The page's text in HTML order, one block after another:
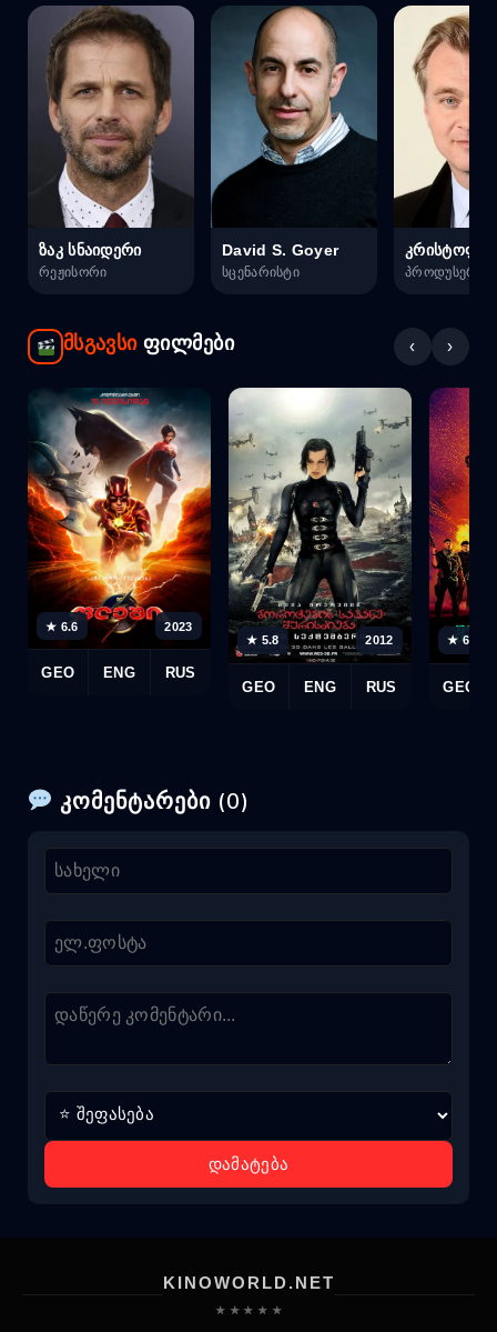
ზაკ სნაიდერი
რეჟისორი
David S. Goyer
სცენარისტი პროდუსერი
მსგავსიფილმები ‹ ›
★ 6.6 2023
GEO ENG RUS
★ 5.8 2012
GEO ENG RUS
★ 6.1
GEO
კომენტარები (0)
დამატება
KINOWORLD.NET
★ ★ ★ ★ ★